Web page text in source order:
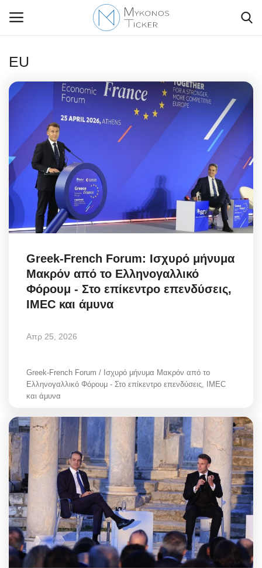
Contact Us
Politique
Business
Travel
Greece
Entertainment
Arts & Culture
Mykonos Ticker TV
Sport
Health
Sustainability
In Pictures
Science & Tech
EU
Greek-French Forum: Ισχυρό μήνυμα
Μακρόν από το Ελληνογαλλικό
Φόρουμ - Στο επίκεντρο επενδύσεις,
IMEC και άμυνα
Απρ 25, 2026
Greek-French Forum / Ισχυρό μήνυμα Μακρόν από το
Ελληνογαλλικό Φόρουμ - Στο επίκεντρο επενδύσεις, IMEC
και άμυνα